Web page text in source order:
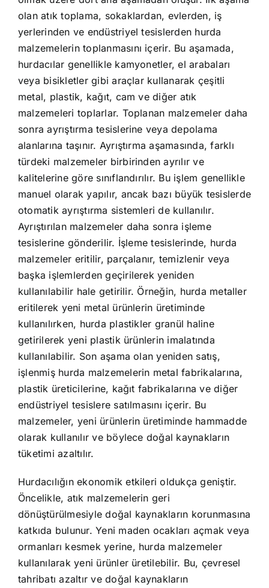
olan atık toplama, sokaklardan, evlerden, iş
yerlerinden ve endüstriyel tesislerden hurda
malzemelerin toplanmasını içerir. Bu aşamada,
hurdacılar genellikle kamyonetler, el arabaları
veya bisikletler gibi araçlar kullanarak çeşitli
metal, plastik, kağıt, cam ve diğer atık
malzemeleri toplarlar. Toplanan malzemeler daha
sonra ayrıştırma tesislerine veya depolama
alanlarına taşınır. Ayrıştırma aşamasında, farklı
türdeki malzemeler birbirinden ayrılır ve
kalitelerine göre sınıflandırılır. Bu işlem genellikle
manuel olarak yapılır, ancak bazı büyük tesislerde
otomatik ayrıştırma sistemleri de kullanılır.
Ayrıştırılan malzemeler daha sonra işleme
tesislerine gönderilir. İşleme tesislerinde, hurda
malzemeler eritilir, parçalanır, temizlenir veya
başka işlemlerden geçirilerek yeniden
kullanılabilir hale getirilir. Örneğin, hurda metaller
eritilerek yeni metal ürünlerin üretiminde
kullanılırken, hurda plastikler granül haline
getirilerek yeni plastik ürünlerin imalatında
kullanılabilir. Son aşama olan yeniden satış,
işlenmiş hurda malzemelerin metal fabrikalarına,
plastik üreticilerine, kağıt fabrikalarına ve diğer
endüstriyel tesislere satılmasını içerir. Bu
malzemeler, yeni ürünlerin üretiminde hammadde
olarak kullanılır ve böylece doğal kaynakların
tüketimi azaltılır.
Hurdacılığın ekonomik etkileri oldukça geniştir.
Öncelikle, atık malzemelerin geri
dönüştürülmesiyle doğal kaynakların korunmasına
katkıda bulunur. Yeni maden ocakları açmak veya
ormanları kesmek yerine, hurda malzemeler
kullanılarak yeni ürünler üretilebilir. Bu, çevresel
tahribatı azaltır ve doğal kaynakların